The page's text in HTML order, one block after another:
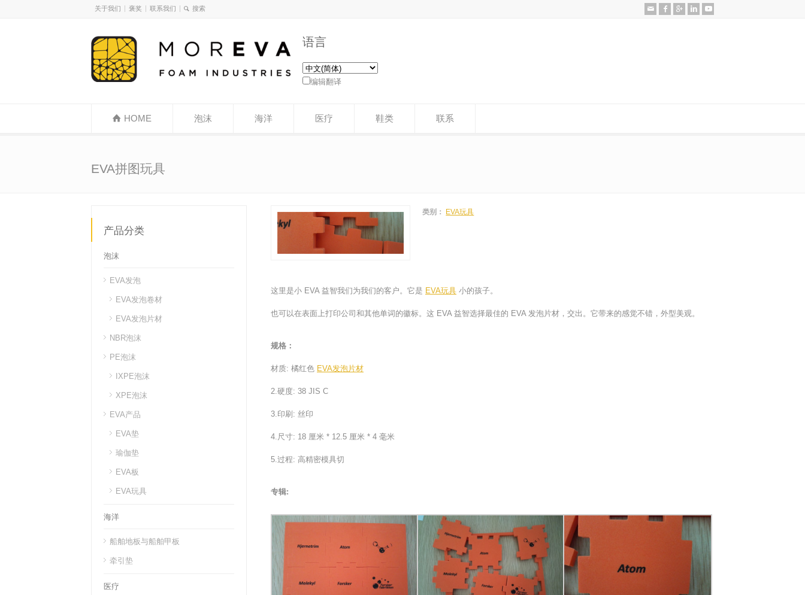
关于我们 褒奖 联系我们
语言
编辑翻译
HOME 泡沫 海洋 医疗 鞋类 联系
EVA拼图玩具
类别： EVA玩具
这里是小 EVA 益智我们为我们的客户。它是 EVA玩具 小的孩子。
也可以在表面上打印公司和其他单词的徽标。这 EVA 益智选择最佳的 EVA 发泡片材，交出。它带来的感觉不错，外型美观。
规格：
材质: 橘红色 EVA发泡片材
2.硬度: 38 JIS C
3.印刷: 丝印
4.尺寸: 18 厘米 * 12.5 厘米 * 4 毫米
5.过程: 高精密模具切
专辑:
产品分类
泡沫
EVA发泡
EVA发泡卷材
EVA发泡片材
NBR泡沫
PE泡沫
IXPE泡沫
XPE泡沫
EVA产品
EVA垫
瑜伽垫
EVA板
EVA玩具
海洋
船舶地板与船舶甲板
牵引垫
医疗